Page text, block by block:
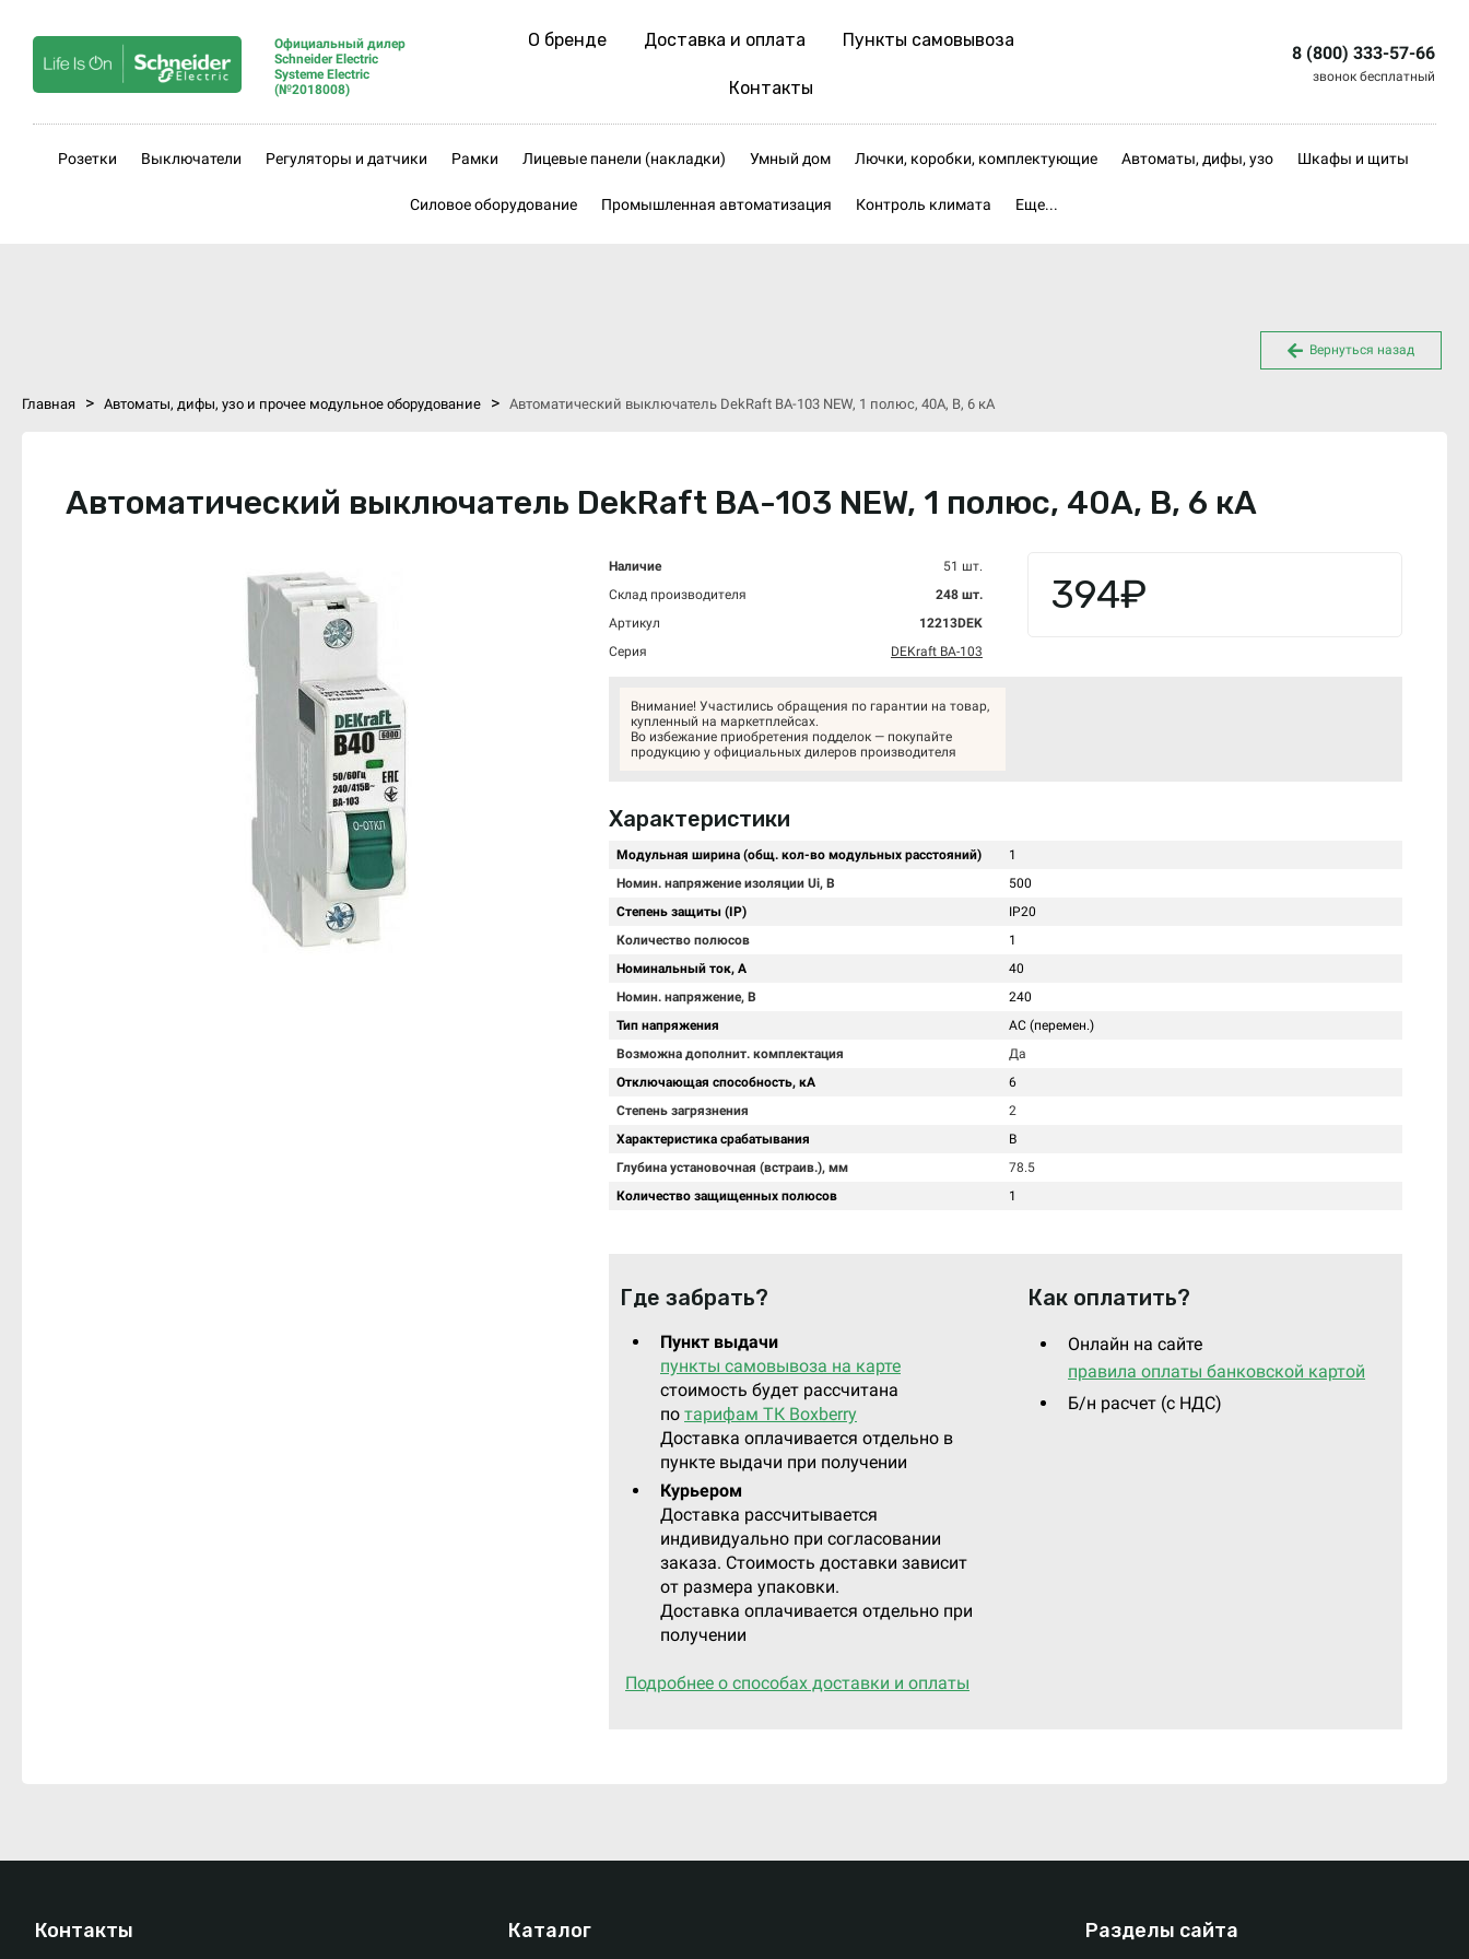
Официальный дилер
Schneider Electric
Systeme Electric
(№2018008)
О бренде Доставка и оплата Пункты самовывоза
Контакты
8 (800) 333-57-66
звонок бесплатный
Розетки Выключатели Регуляторы и датчики Рамки Лицевые панели (накладки) Умный дом Лючки, коробки, комплектующие Автоматы, дифы, узо Шкафы и щиты
Силовое оборудование Промышленная автоматизация Контроль климата Еще...
Вернуться назад
Главная > Автоматы, дифы, узо и прочее модульное оборудование > Автоматический выключатель DekRaft ВА-103 NEW, 1 полюс, 40А, В, 6 кА
Автоматический выключатель DekRaft ВА-103 NEW, 1 полюс, 40А, В, 6 кА
Наличие
51 шт.
Склад производителя
248 шт.
Артикул
12213DEK
Серия
DEKraft ВА-103
394₽
Внимание! Участились обращения по гарантии на товар,
купленный на маркетплейсах.
Во избежание приобретения подделок — покупайте
продукцию у официальных дилеров производителя
Характеристики
Модульная ширина (общ. кол-во модульных расстояний)
1
Номин. напряжение изоляции Ui, В
500
Степень защиты (IP)
IP20
Количество полюсов
1
Номинальный ток, А
40
Номин. напряжение, В
240
Тип напряжения
AC (перемен.)
Возможна дополнит. комплектация
Да
Отключающая способность, кА
6
Степень загрязнения
2
Характеристика срабатывания
B
Глубина установочная (встраив.), мм
78.5
Количество защищенных полюсов
1
Где забрать?
Пункт выдачи
пункты самовывоза на карте
стоимость будет рассчитана
по тарифам ТК Boxberry
Доставка оплачивается отдельно в
пункте выдачи при получении
Курьером
Доставка рассчитывается
индивидуально при согласовании
заказа. Стоимость доставки зависит
от размера упаковки.
Доставка оплачивается отдельно при
получении
Подробнее о способах доставки и оплаты
Как оплатить?
Онлайн на сайте
правила оплаты банковской картой
Б/н расчет (c НДС)
Контакты Каталог Разделы сайта